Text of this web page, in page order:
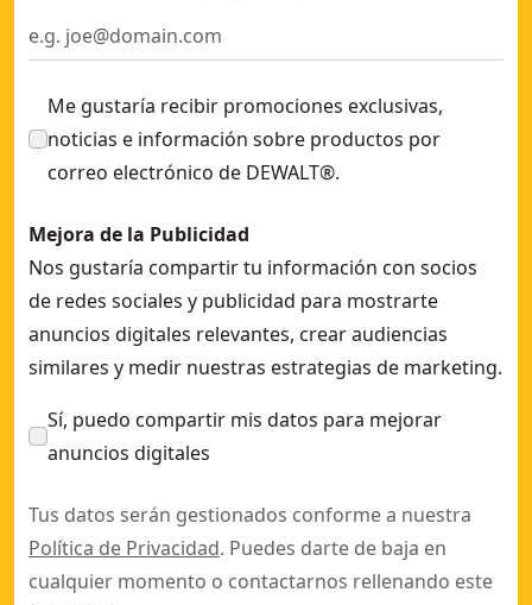
Me gustaría recibir promociones exclusivas,
noticias e información sobre productos por
correo electrónico de DEWALT®.
Mejora de la Publicidad
Nos gustaría compartir tu información con socios
de redes sociales y publicidad para mostrarte
anuncios digitales relevantes, crear audiencias
similares y medir nuestras estrategias de marketing.
Sí, puedo compartir mis datos para mejorar
anuncios digitales
Tus datos serán gestionados conforme a nuestra
Política de Privacidad. Puedes darte de baja en
cualquier momento o contactarnos rellenando este